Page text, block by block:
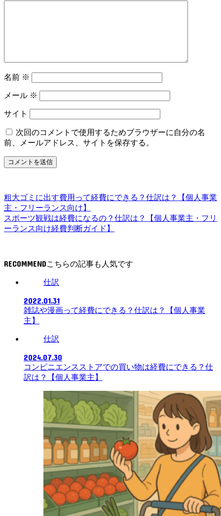
名前 ※
メール ※
サイト
次回のコメントで使用するためブラウザーに自分の名
前、メールアドレス、サイトを保存する。
粗大ゴミに出す費用って経費にできる？仕訳は？【個人事業
主・フリーランス向け】
スポーツ観戦は経費になるの？仕訳は？【個人事業主・フリ
ーランス向け経費判断ガイド】
RECOMMEND
仕訳
2022.01.31
雑誌や漫画って経費にできる？仕訳は？【個人事業
主】
仕訳
2024.07.30
コンビニエンスストアでの買い物は経費にできる？仕
訳は？【個人事業主】